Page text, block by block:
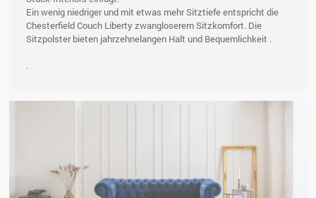
Ein wenig niedriger und mit etwas mehr Sitztiefe entspricht die
Chesterfield Couch Liberty zwangloserem Sitzkomfort. Die
Sitzpolster bieten jahrzehnelangen Halt und Bequemlichkeit .
.